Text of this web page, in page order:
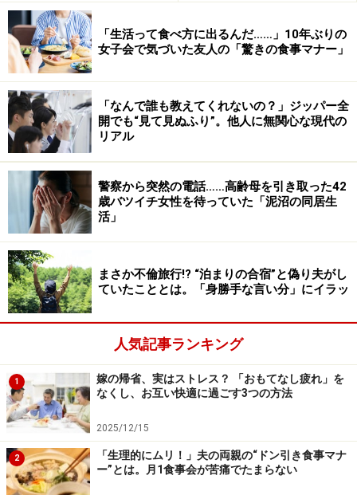
たんですよ」
だが連れていかれる彼は、いつもとは違う険しい表情だ
った。あまりに待たされたためにちょっと耐えかねたの
かな、その日の気分もあるしとミレイさんはことを大き
くは考えていなかった。
息子がやってきて
数日後、その夫婦の息子がやってきた。夫婦とは離れて
暮らしているため、ミレイさんは数回しか会ったことは
なかったが、「母からいつもお世話になっていると聞い
て」と言う。
「息子さんが言うには、おじいちゃん、80歳になったば
かりなんだけど、どうやら急速に認知症が進んでいるら
しくて。『電話にもいつも母がでるし、母は何も言わな
いので気付かなかったんです』って。もっと早く病院に
連れていけばよかったんですがと苦しそうに言うのを聞
いて気の毒になって……。やはりスーパーでの一件で、お
母さんから息子さんに連絡が行ったそうです。気付かな
くても仕方がないですよと思わず慰めました。近所に住
んで、毎日のように顔を合わせていても私も気付かなか
「生活って食べ方に出るんだ……」10年ぶりの
女子会で気づいた友人の「驚きの食事マナー」
「なんで誰も教えてくれないの？」ジッパー全
開でも“見て見ぬふり”。他人に無関心な現代の
リアル
警察から突然の電話……高齢母を引き取った42
歳バツイチ女性を待っていた「泥沼の同居生
活」
まさか不倫旅行!? “泊まりの合宿”と偽り夫がし
ていたこととは。「身勝手な言い分」にイラッ
人気記事ランキング
1
嫁の帰省、実はストレス？ 「おもてなし疲れ」を
なくし、お互い快適に過ごす3つの方法
2025/12/15
2
「生理的にムリ！」夫の両親の“ドン引き食事マナ
ー”とは。月1食事会が苦痛でたまらない